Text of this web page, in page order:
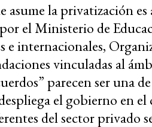
la privatización es
el Ministerio de
e internacionales,
vinculadas al
parecen ser una
el gobierno en el
del sector privado